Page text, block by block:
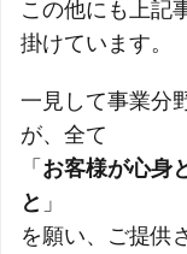
この他にも上記
掛けています。
一見して事業分
が、全て
「 お客様が心身
と 」
を願い、ご提供